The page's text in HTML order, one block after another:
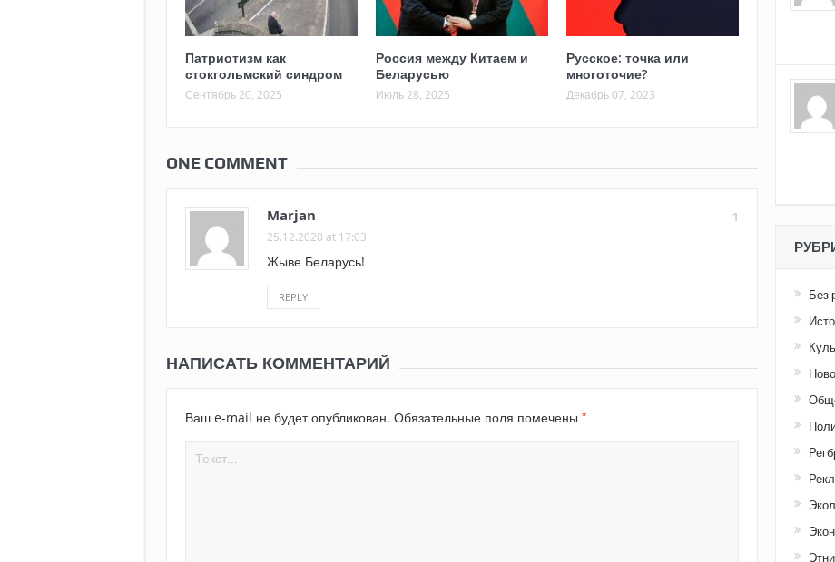
Патриотизм как
стокгольмский синдром
Сентябрь 20, 2025
Россия между Китаем и
Беларусью
Июль 28, 2025
Русское: точка или
многоточие?
Декабрь 07, 2023
ONE COMMENT
1
Marjan
25.12.2020 at 17:03
Жыве Беларусь!
REPLY
НАПИСАТЬ КОММЕНТАРИЙ
Ваш e-mail не будет опубликован. Обязательные поля помечены *
Без